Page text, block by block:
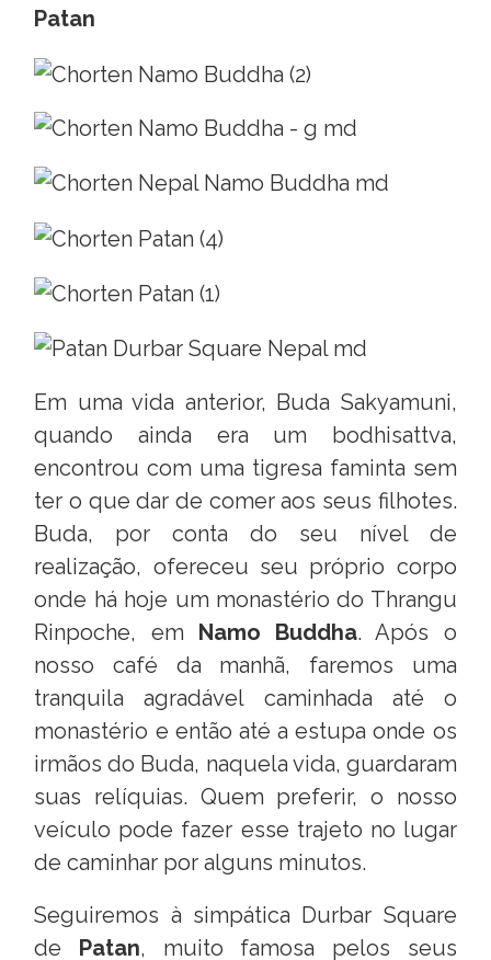
Patan
Em uma vida anterior, Buda Sakyamuni,
quando ainda era um bodhisattva,
encontrou com uma tigresa faminta sem
ter o que dar de comer aos seus filhotes.
Buda, por conta do seu nível de
realização, ofereceu seu próprio corpo
onde há hoje um monastério do Thrangu
Rinpoche, em Namo Buddha. Após o
nosso café da manhã, faremos uma
tranquila agradável caminhada até o
monastério e então até a estupa onde os
irmãos do Buda, naquela vida, guardaram
suas relíquias. Quem preferir, o nosso
veículo pode fazer esse trajeto no lugar
de caminhar por alguns minutos.
Seguiremos à simpática Durbar Square
de Patan, muito famosa pelos seus